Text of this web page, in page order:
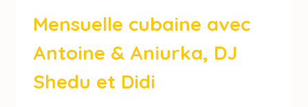
Mensuelle cubaine avec
Antoine & Aniurka, DJ
Shedu et Didi